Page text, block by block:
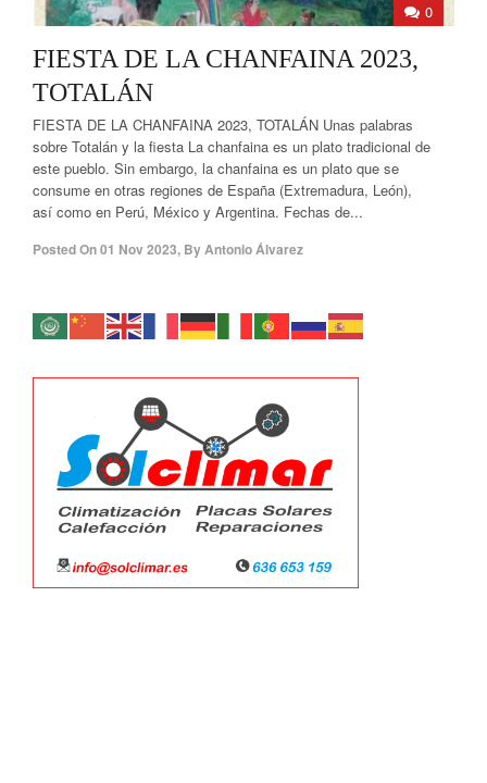
0
FIESTA DE LA CHANFAINA 2023,
TOTALÁN
FIESTA DE LA CHANFAINA 2023, TOTALÁN Unas palabras
sobre Totalán y la fiesta La chanfaina es un plato tradicional de
este pueblo. Sin embargo, la chanfaina es un plato que se
consume en otras regiones de España (Extremadura, León),
así como en Perú, México y Argentina. Fechas de...
Posted On01 Nov 2023, ByAntonio Álvarez